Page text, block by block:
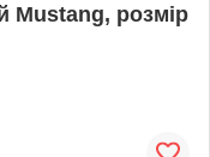
Mustang, розмір